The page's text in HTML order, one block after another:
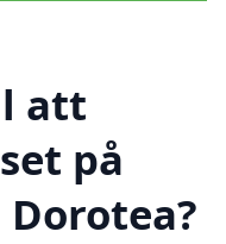
att
på